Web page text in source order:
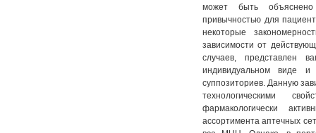
может быть объяснено
привычностью для
некоторые
зависимости от
случаев, представлен
индивидуальном виде и
суппозиториев. Данную
технологическими
фармакологически
ассортимента аптечных